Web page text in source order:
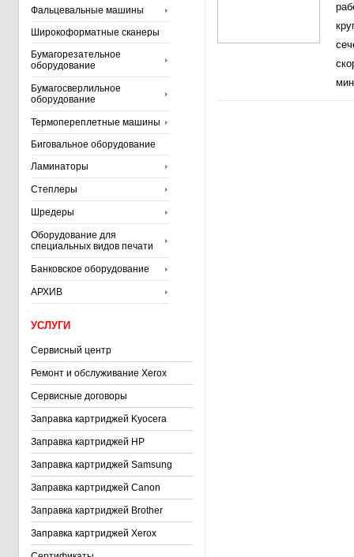
Фальцевальные машины
Широкоформатные сканеры
Бумагорезательное
оборудование
Бумагосверлильное
оборудование
Термопереплетные машины
Биговальное оборудование
Ламинаторы
Степлеры
Шредеры
Оборудование для
специальных видов печати
Банковское оборудование
АРХИВ
УСЛУГИ
Сервисный центр
Ремонт и обслуживание Xerox
Сервисные договоры
Заправка картриджей Kyocera
Заправка картриджей HP
Заправка картриджей Samsung
Заправка картриджей Canon
Заправка картриджей Brother
Заправка картриджей Xerox